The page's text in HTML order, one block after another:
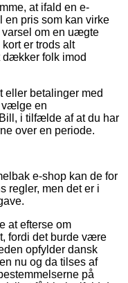
at ifald en e-
en pris som kan virke
om en uægte
er trods alt
dækker folk imod
eller betalinger med
vælge en
i tilfælde af at du har
over en periode.
e-shop kan de for
regler, men det er i
at efterse om
fordi det burde være
opfylder dansk
nu og da tilses af
på